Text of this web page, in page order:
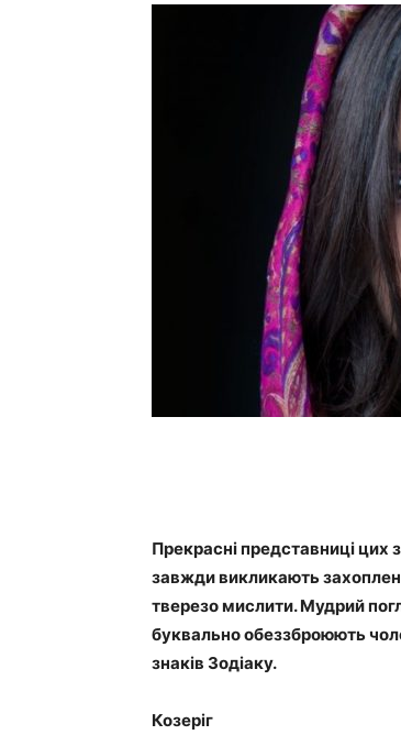
Прекрасні представниці цих
завжди викликають
тверезо мислити. Мудрий
буквально обеззброюють
знаків Зодіаку.
Козеріг